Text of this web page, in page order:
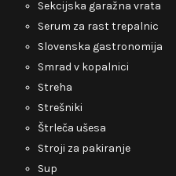
Sekcijska garažna vrata
Serum za rast trepalnic
Slovenska gastronomija
Smrad v kopalnici
Streha
Strešniki
Štrleča ušesa
Stroji za pakiranje
Sup